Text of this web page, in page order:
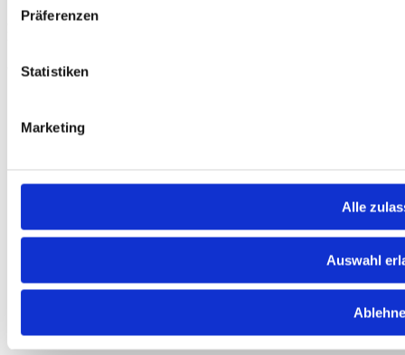
Präferenzen
Statistiken
Marketing
Alle
Auswahl
30179 Hannover
© 2026 GTU. Alle Rechte vorbehalten